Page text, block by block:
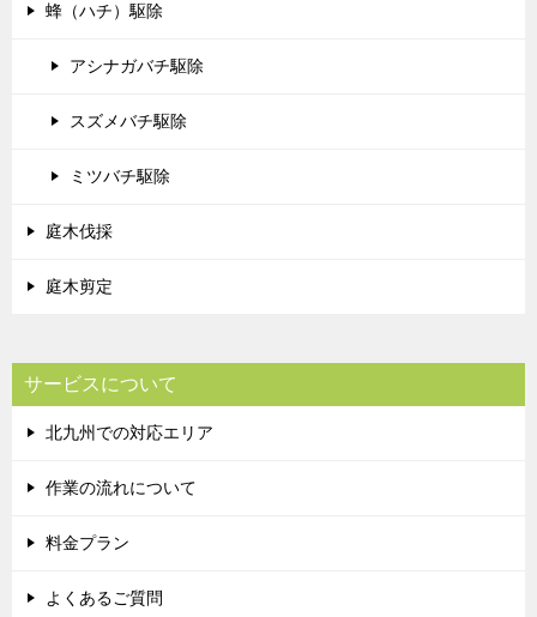
蜂（ハチ）駆除
アシナガバチ駆除
スズメバチ駆除
ミツバチ駆除
庭木伐採
庭木剪定
サービスについて
北九州での対応エリア
作業の流れについて
料金プラン
よくあるご質問